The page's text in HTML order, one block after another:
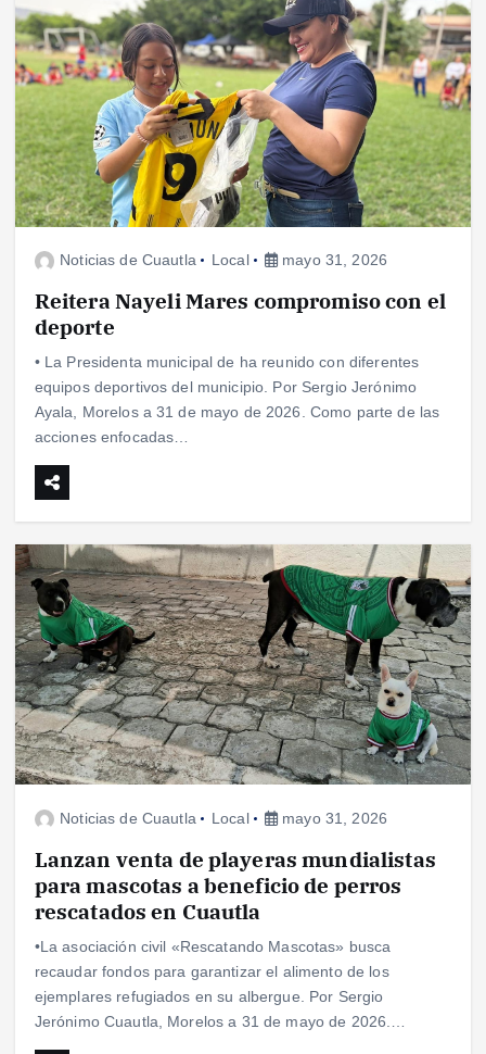
Noticias de Cuautla Local mayo 31, 2026
Reitera Nayeli Mares compromiso con el
deporte
• La Presidenta municipal de ha reunido con diferentes
equipos deportivos del municipio. Por Sergio Jerónimo
Ayala, Morelos a 31 de mayo de 2026. Como parte de las
acciones enfocadas…
Noticias de Cuautla Local mayo 31, 2026
Lanzan venta de playeras mundialistas
para mascotas a beneficio de perros
rescatados en Cuautla
•La asociación civil «Rescatando Mascotas» busca
recaudar fondos para garantizar el alimento de los
ejemplares refugiados en su albergue. Por Sergio
Jerónimo Cuautla, Morelos a 31 de mayo de 2026.…